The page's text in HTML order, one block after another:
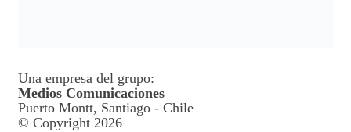
Una empresa del grupo:
Medios Comunicaciones
Puerto Montt, Santiago - Chile
© Copyright 2026